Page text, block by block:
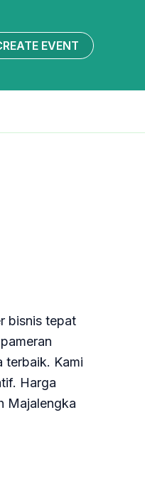
EVENT
bisnis tepat
terbaik. Kami
Harga
Majalengka